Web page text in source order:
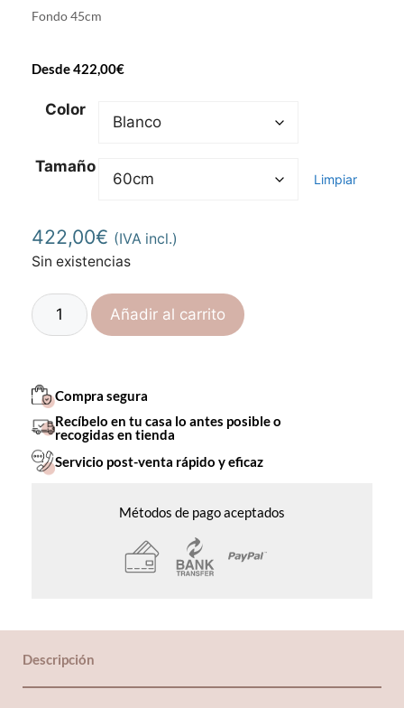
Fondo 45cm
Desde422,00€
Color
Tamaño
Limpiar
422,00€ (IVA incl.)
Sin existencias
Añadir al carrito
Compra segura
Recíbelo en tu casa lo antes posible o
recogidas en tienda
Servicio post-venta rápido y eficaz
Métodos de pago aceptados
Descripción